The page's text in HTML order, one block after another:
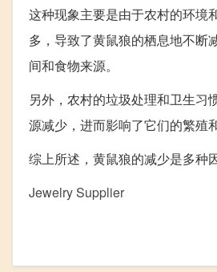
这种现象主要是由于农村的环境
多，导致了黄鼠狼的栖息地不断
间和食物来源。
另外，农村的垃圾处理和卫生习
源减少，进而影响了它们的繁殖
综上所述，黄鼠狼的减少是多种
Jewelry Supplier